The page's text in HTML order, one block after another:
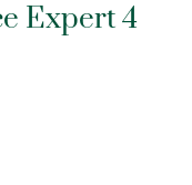
Expert 4